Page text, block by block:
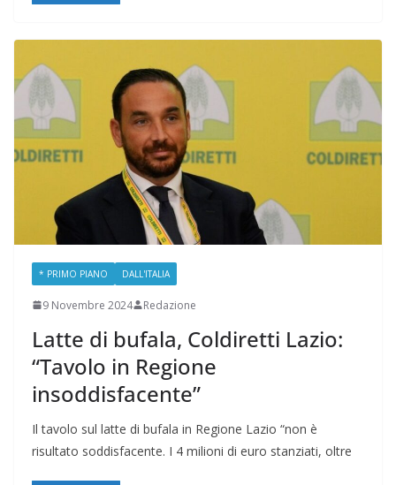
* PRIMO PIANO DALL'ITALIA
9 Novembre 2024 Redazione
Latte di bufala, Coldiretti Lazio:
“Tavolo in Regione
insoddisfacente”
Il tavolo sul latte di bufala in Regione Lazio “non è
risultato soddisfacente. I 4 milioni di euro stanziati, oltre